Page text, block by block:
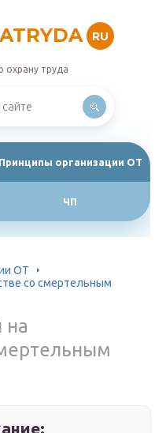
RU
охрану труда
Принципы организации ОТ
ЧП
ОТ
со смертельным
на